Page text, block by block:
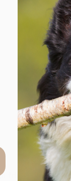
frisk drikkevand.